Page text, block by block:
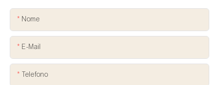
Nome
E-Mail
Telefono